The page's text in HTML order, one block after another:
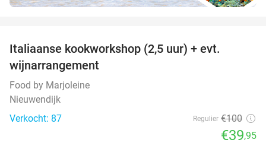
Italiaanse kookworkshop (2,5 uur) + evt.
wijnarrangement
Food by Marjoleine
Nieuwendijk
Verkocht: 87
Regulier €100
€39,95